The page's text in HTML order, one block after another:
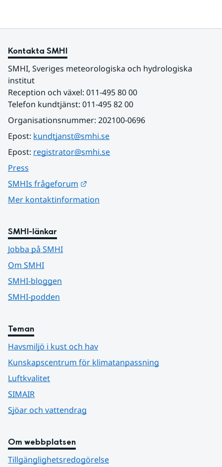
Kontakta SMHI
SMHI, Sveriges meteorologiska och hydrologiska
institut
Reception och växel: 011-495 80 00
Telefon kundtjänst: 011-495 82 00
Organisationsnummer: 202100-0696
Epost: kundtjanst@smhi.se
Epost: registrator@smhi.se
Press
SMHIs frågeforum
Mer kontaktinformation
SMHI-länkar
Jobba på SMHI
Om SMHI
SMHI-bloggen
SMHI-podden
Teman
Havsmiljö i kust och hav
Kunskapscentrum för klimatanpassning
Luftkvalitet
SIMAIR
Sjöar och vattendrag
Om webbplatsen
Tillgänglighetsredogörelse